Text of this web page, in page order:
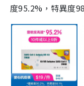
度95.2%，特異度